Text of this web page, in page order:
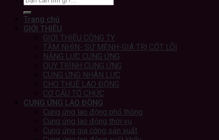
Trang chủ
GIỚI THIỆU
GIỚI THIỆU CÔNG TY
TẦM NHÌN- SỨ MỆNH-GIÁ TRỊ CỐT LÕI
NĂNG LỰC CUNG ỨNG
QUY TRÌNH CUNG ỨNG
CUNG ỨNG NHÂN LỰC
CHO THUÊ LAO ĐỘNG
CƠ CẤU TỔ CHỨC
CUNG ỨNG LAO ĐỘNG
Cung ứng lao động phổ thông
Cung ứng lao động thời vụ
Cung ứng gia công sản xuất